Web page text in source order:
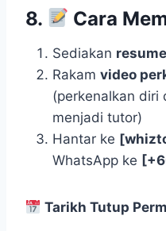
8. Cara
Sediakan
Rakam video
(perkenalkan diri
menjadi tutor)
Hantar ke
WhatsApp ke
Tarikh Tutup